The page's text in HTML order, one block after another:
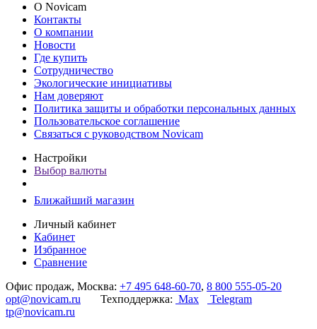
О Novicam
Контакты
О компании
Новости
Где купить
Сотрудничество
Экологические инициативы
Нам доверяют
Политика защиты и обработки персональных данных
Пользовательское соглашение
Связаться с руководством Novicam
Настройки
Выбор валюты
Ближайший магазин
Личный кабинет
Кабинет
Избранное
Сравнение
Офис продаж, Москва: +7 495 648-60-70, 8 800 555-05-20
opt@novicam.ru Техподдержка: Max
Telegram
tp@novicam.ru